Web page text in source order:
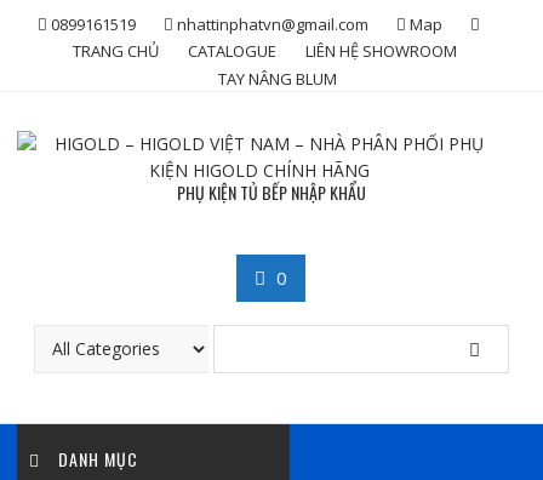
0899161519 nhattinphatvn@gmail.com
Map
TRANG CHỦ
CATALOGUE
LIÊN HỆ SHOWROOM
TAY NÂNG BLUM
PHỤ KIỆN TỦ BẾP NHẬP KHẨU
0
DANH MỤC